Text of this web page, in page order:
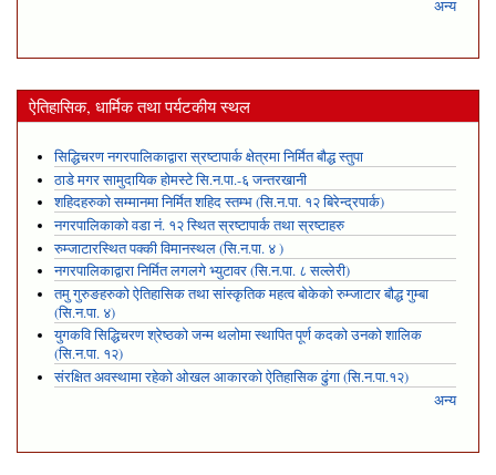
अन्य
ऐतिहासिक, धार्मिक तथा पर्यटकीय स्थल
सिद्धिचरण नगरपालिकाद्वारा स्रष्टापार्क क्षेत्रमा निर्मित बौद्ध स्तुपा
ठाडे मगर सामुदायिक होमस्टे सि.न.पा.-६ जन्तरखानी
शहिदहरुको सम्मानमा निर्मित शहिद स्तम्भ (सि.न.पा. १२ बिरेन्द्रपार्क)
नगरपालिकाको वडा नं. १२ स्थित स्रष्टापार्क तथा स्रष्टाहरु
रुम्जाटारस्थित पक्की विमानस्थल (सि.न.पा. ४ )
नगरपालिकाद्वारा निर्मित लगलगे भ्युटावर (सि.न.पा. ८ सल्लेरी)
तमु गुरुङहरुको ऐतिहासिक तथा सांस्कृतिक महत्व बोकेको रुम्जाटार बौद्ध गुम्बा
(सि.न.पा. ४)
युगकवि सिद्धिचरण श्रेष्ठको जन्म थलोमा स्थापित पूर्ण कदको उनको शालिक
(सि.न.पा. १२)
संरक्षित अवस्थामा रहेको ओखल आकारको ऐतिहासिक ढुंगा (सि.न.पा.१२)
अन्य